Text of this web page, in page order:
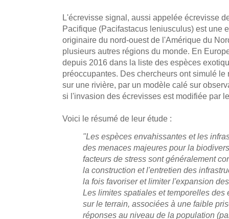
L'écrevisse signal, aussi appelée écrevisse
Pacifique (Pacifastacus leniusculus) est une
originaire du nord-ouest de l'Amérique du
plusieurs autres régions du monde. En
depuis 2016 dans la liste des espèces
préoccupantes. Des chercheurs ont simulé
sur une rivière, par un modèle calé sur
si l'invasion des écrevisses est modifiée par
Voici le résumé de leur étude :
"Les espèces envahissantes et les
des menaces majeures pour la
facteurs de stress sont généralement
la construction et l'entretien des
la fois favoriser et limiter l'expansion
Les limites spatiales et temporelles des
sur le terrain, associées à une faible
réponses au niveau de la population